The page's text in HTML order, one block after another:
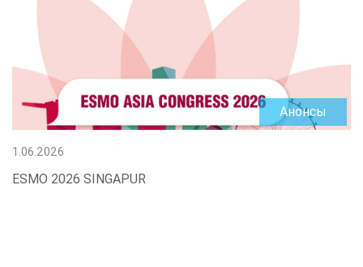
Анонсы
1.06.2026
ESMO 2026 SINGAPUR